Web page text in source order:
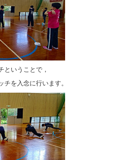
ということで，
を入念に行います。